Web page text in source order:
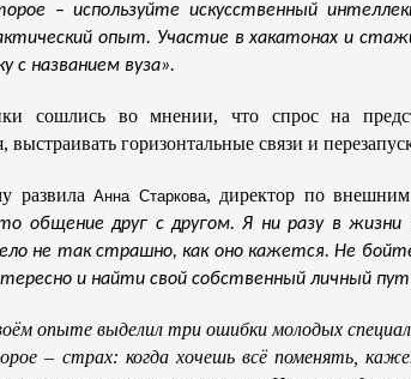
– используйте искусственный
опыт. Участие в хакатонах и
с названием вуза».
сошлись во мнении, что спрос на
выстраивать горизонтальные связи и
развилаАнна Старкова, директор по
общение друг с другом. Я ни разу в жизни
не так страшно, как оно кажется. Не
и найти свой собственный личный
опыте выделил три ошибки молодых
– страх: когда хочешь всё поменять,